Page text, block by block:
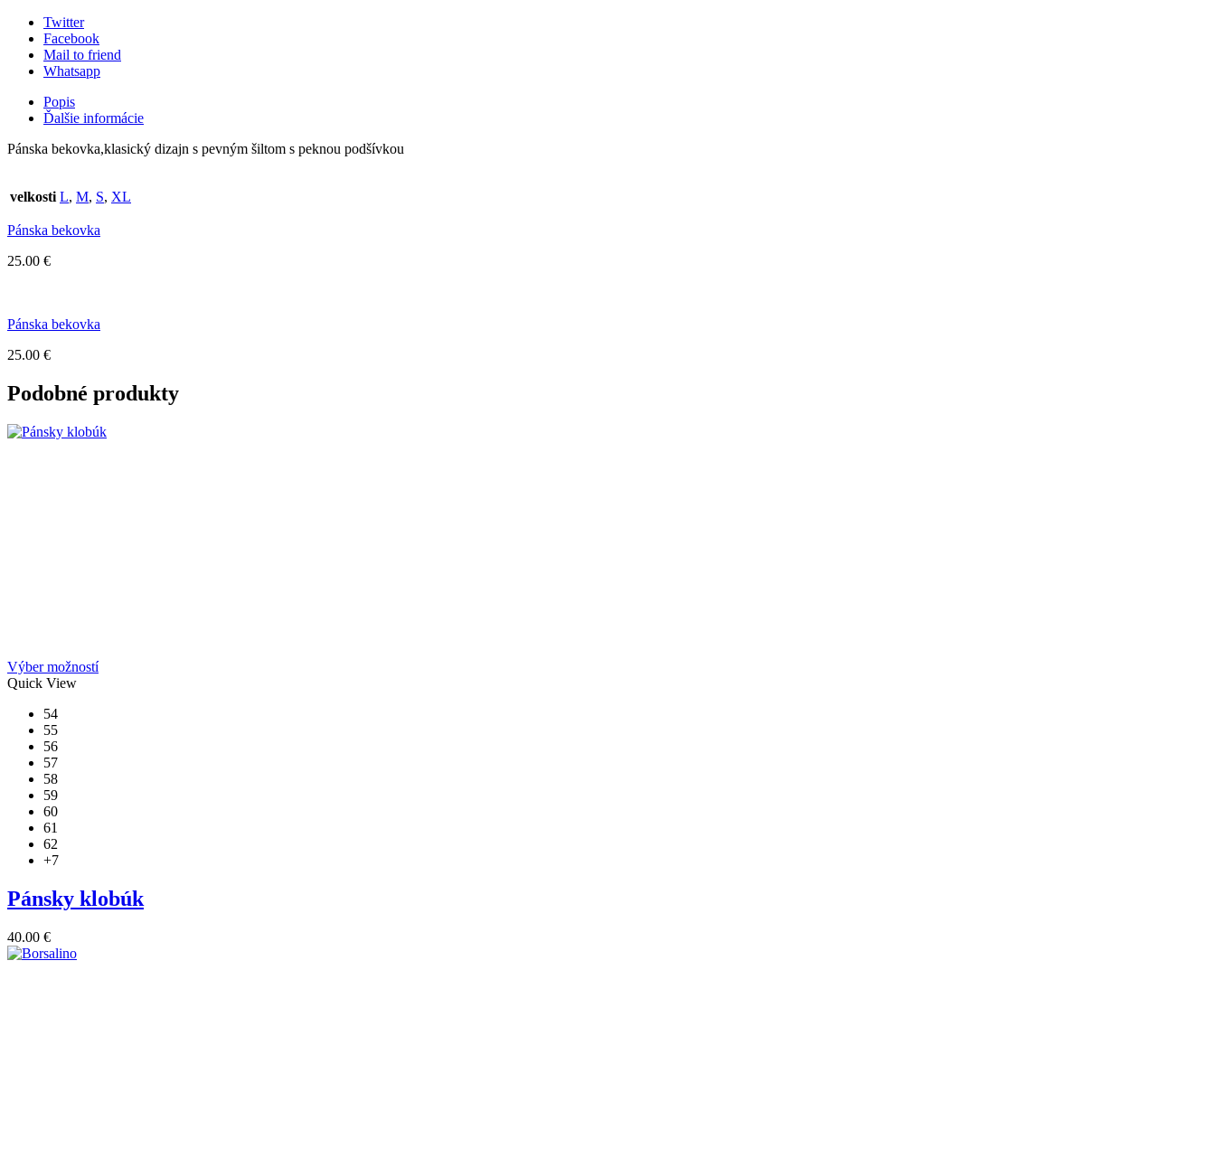
Twitter
Facebook
Mail to friend
Whatsapp
Popis
Ďalšie informácie
Pánska bekovka,klasický dizajn s pevným šiltom s peknou podšívkou
velkosti L, M, S, XL
Pánska bekovka
25.00 €
Pánska bekovka
25.00 €
Podobné produkty
Výber možnostíTento
Quick View
54
55
56
57
58
59
60
61
62
+7
Pánsky klobúk
40.00 €